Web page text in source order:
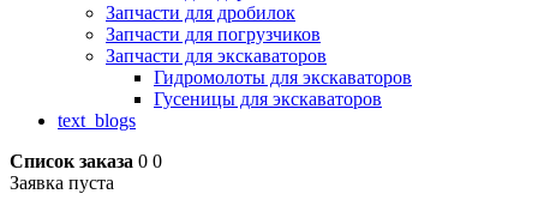
Запчасти для дробилок
Запчасти для погрузчиков
Запчасти для экскаваторов
Гидромолоты для экскаваторов
Гусеницы для экскаваторов
text_blogs
Список заказа 0 0
Заявка пуста